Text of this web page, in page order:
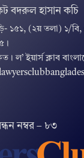
বদরুল হাসান কচি
১৫১, (২য় তলা) ১/বি,
। ল’ ইয়ার্স ক্লাব
নম্বর – ৮৩